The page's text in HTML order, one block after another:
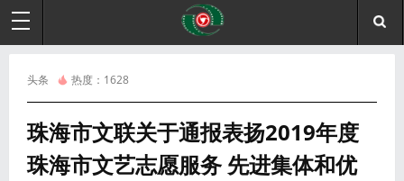
头条 热度： 1628
珠海市文联关于通报表扬2019年度
珠海市文艺志愿服务 先进集体和优